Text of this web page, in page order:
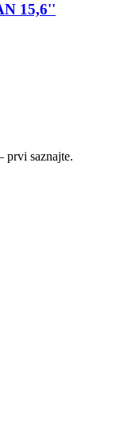
15,6''
saznajte.